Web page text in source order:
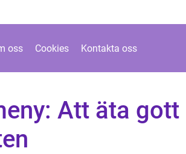
oss Cookies Kontakta oss
Att äta gott